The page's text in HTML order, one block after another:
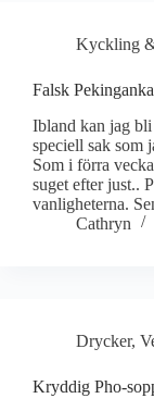
Kyckling
Falsk Pekinganka
Ibland kan jag bli
speciell sak som
Som i förra
suget efter just..
vanligheterna.
Cathryn
Drycker,
Kryddig Pho-